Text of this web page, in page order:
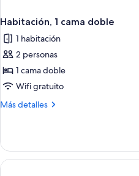
Habitación, 1 cama doble
1 habitación
2 personas
1 cama doble
Wifi gratuito
Más detalles
Más
1
cama
doble